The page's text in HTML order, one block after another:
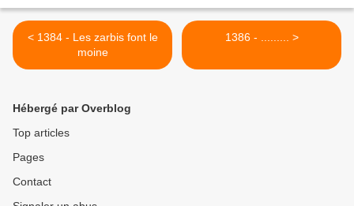
< 1384 - Les zarbis font le
moine
1386 - ......... >
Hébergé par Overblog
Top articles
Pages
Contact